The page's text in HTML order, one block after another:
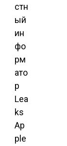
стн
ый
ин
фо
рм
ато
р
Lea
ks
Ap
ple